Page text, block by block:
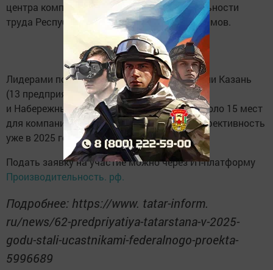
центра компетенций в сфере производительности
труда Республики Татарстан Шамиль Байрамов.
Лидерами по вовлечению предприятий стали Казань
(13 предприятий), Альметьевский район (8)
и Набережные Челны (7). Всего остается около 15 мест
для компаний, которые хотят повысить эффективность
уже в 2025 году.
Подать заявку на участие можно через ИТ-платформу
Производительность. рф.
Подробнее: https://www. tatar-inform.
ru/news/62-predpriyatiya-tatarstana-v-2025-
godu-stali-ucastnikami-federalnogo-proekta-
5996689